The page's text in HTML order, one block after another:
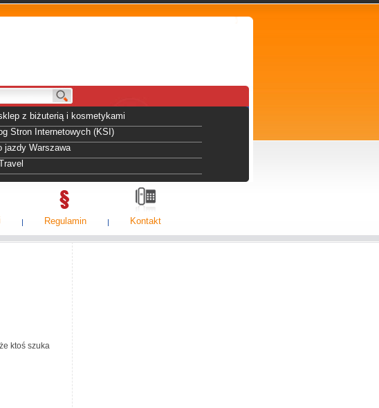
z biżuterią i kosmetykami
Stron Internetowych (KSI)
jazdy Warszawa
Regulamin Kontakt
ktoś szuka